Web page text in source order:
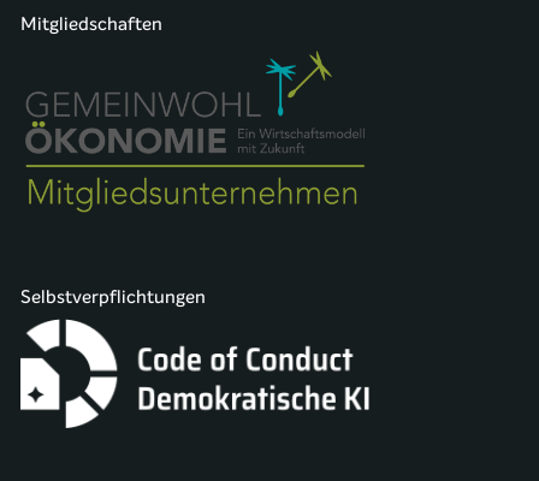
Mitgliedschaften
Selbstverpflichtungen